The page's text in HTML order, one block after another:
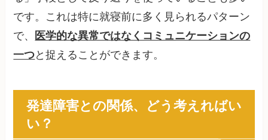
です。これは特に就寝前に多く見られるパターン
で、
医学的な異常ではなくコミュニケーションの
一つと捉えることができます。
発達障害との関係、どう考えればい
い？